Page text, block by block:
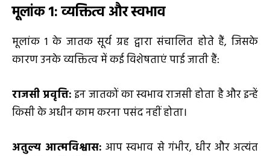
मूलांक1:व्यक्तित्व और स्वभाव
मूलांक 1 के जातक सूर्य ग्रह द्वारा संचालित होते हैं, जिसके
कारण उनके व्यक्तित्व में कई विशेषताएं पाई जाती हैं:
राजसी प्रवृत्ति:इन जातकों का स्वभाव राजसी होता है और इन्हें
किसी के अधीन काम करना पसंद नहीं होता।
अतुल्य आत्मविश्वास: आप स्वभाव से गंभीर, धीर और अत्यंत